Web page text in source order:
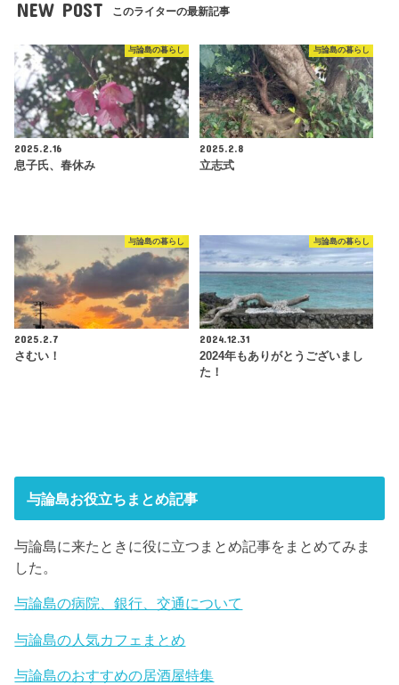
NEW POST このライターの最新記事
与論島の暮らし
2025.2.16
息子氏、春休み
与論島の暮らし
2025.2.8
立志式
与論島の暮らし
2025.2.7
さむい！
与論島の暮らし
2024.12.31
2024年もありがとうございまし
た！
与論島お役立ちまとめ記事
与論島に来たときに役に立つまとめ記事をまとめてみま
した。
与論島の病院、銀行、交通について
与論島の人気カフェまとめ
与論島のおすすめの居酒屋特集